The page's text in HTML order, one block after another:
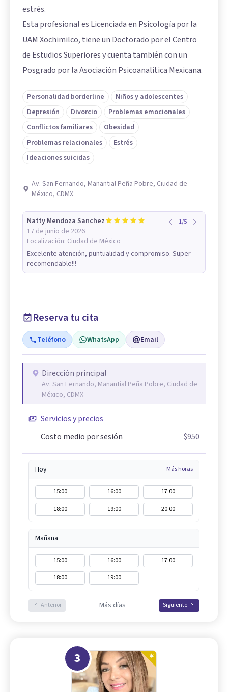
estrés.
Esta profesional es Licenciada en Psicología por la
UAM Xochimilco, tiene un Doctorado por el Centro
de Estudios Superiores y cuenta también con un
Posgrado por la Asociación Psicoanalítica Mexicana.
Personalidad borderline
Niños y adolescentes
Depresión
Divorcio
Problemas emocionales
Conflictos familiares
Obesidad
Problemas relacionales
Estrés
Ideaciones suicidas
Av. San Fernando, Manantial Peña Pobre, Ciudad de
México, CDMX
Natty Mendoza Sanchez
17 de junio de 2026
Localización: Ciudad de México
1/5
Excelente atención, puntualidad y compromiso. Super
recomendable!!!
Reserva tu cita
Teléfono WhatsApp Email
Dirección principal
Av. San Fernando, Manantial Peña Pobre, Ciudad de
México, CDMX
Servicios y precios
Costo medio por sesión
$950
Hoy Más horas
15:00 16:00
17:00
18:00
19:00 20:00
Mañana
15:00 16:00
17:00
18:00
19:00
Anterior Más días Siguiente
3